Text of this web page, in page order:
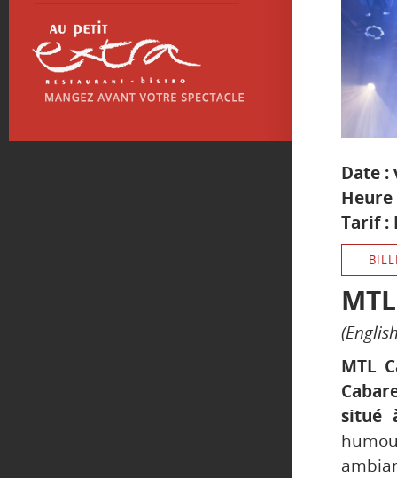
Date :
Heure
Tarif :
MTL
situé